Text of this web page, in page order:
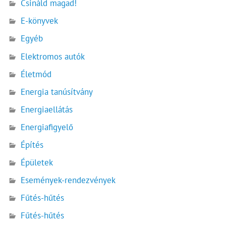
Csináld magad!
E-könyvek
Egyéb
Elektromos autók
Életmód
Energia tanúsítvány
Energiaellátás
Energiafigyelő
Építés
Épületek
Események-rendezvények
Fűtés-hűtés
Fűtés-hűtés